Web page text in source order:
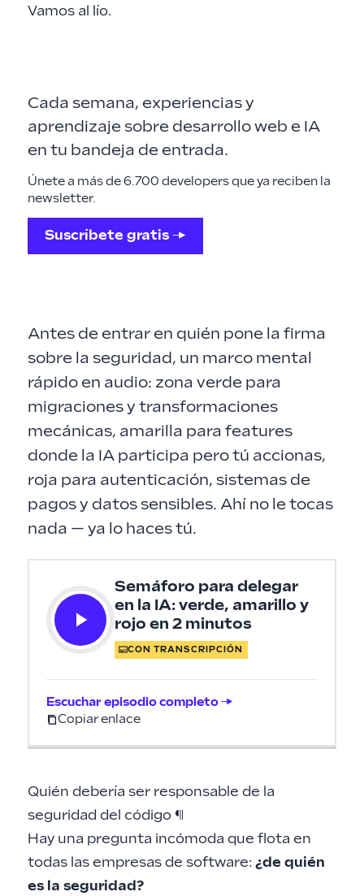
Vamos al lío.
Cada semana, experiencias y
aprendizaje sobre desarrollo web e IA
en tu bandeja de entrada.
Únete a más de 6.700 developers que ya reciben la
newsletter.
Suscríbete gratis →
Antes de entrar en quién pone la firma
sobre la seguridad, un marco mental
rápido en audio: zona verde para
migraciones y transformaciones
mecánicas, amarilla para features
donde la IA participa pero tú accionas,
roja para autenticación, sistemas de
pagos y datos sensibles. Ahí no le tocas
nada — ya lo haces tú.
Semáforo para delegar
en la IA: verde, amarillo y
rojo en 2 minutos
CON TRANSCRIPCIÓN
Escuchar episodio completo →
Copiar enlace
Quién debería ser responsable de la
seguridad del código ¶
Hay una pregunta incómoda que flota en
todas las empresas de software: ¿de quién
es la seguridad?